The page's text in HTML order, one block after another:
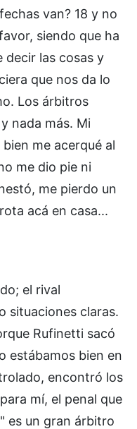
van? 18 y no
siendo que ha
decir las cosas y
que nos da lo
Los árbitros
nada más. Mi
me acerqué al
me dio pie ni
me pierdo un
acá en casa...
el rival
situaciones claras.
Rufinetti sacó
estábamos bien en
encontró los
mí, el penal que
es un gran árbitro